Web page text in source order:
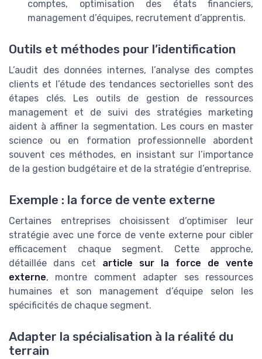
comptes, optimisation des états financiers,
management d’équipes, recrutement d’apprentis.
Outils et méthodes pour l’identification
L’audit des données internes, l’analyse des comptes
clients et l’étude des tendances sectorielles sont des
étapes clés. Les outils de gestion de ressources
management et de suivi des stratégies marketing
aident à affiner la segmentation. Les cours en master
science ou en formation professionnelle abordent
souvent ces méthodes, en insistant sur l’importance
de la gestion budgétaire et de la stratégie d’entreprise.
Exemple : la force de vente externe
Certaines entreprises choisissent d’optimiser leur
stratégie avec une force de vente externe pour cibler
efficacement chaque segment. Cette approche,
détaillée dans cet article sur la force de vente
externe, montre comment adapter ses ressources
humaines et son management d’équipe selon les
spécificités de chaque segment.
Adapter la spécialisation à la réalité du
terrain